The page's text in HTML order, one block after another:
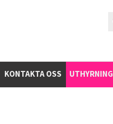
KONTAKTA OSS UTHYRNING